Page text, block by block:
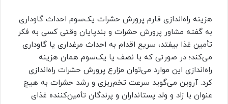
هزینه راه‌اندازی فارم پرورش حشرات یک‌سوم احداث گاوداری
به گفته مشاور پرورش حشرات و بندپایان وقتی کسی به فکر
تأمین غذا بیفتد، سریع اقدام به احداث مرغداری یا گاوداری
می‌کند؛ در صورتی که با نصف یا یک‌سوم همان هزینه
راه‌اندازی این موارد می‌توان مزارع پرورش حشرات راه‌اندازی
کرد. آروین می‌گوید سرعت تخم‌ریزی و رشد حشرات به هیچ
عنوان با زاد و ولد پستانداران و پرندگان تأمین‌کننده غذای